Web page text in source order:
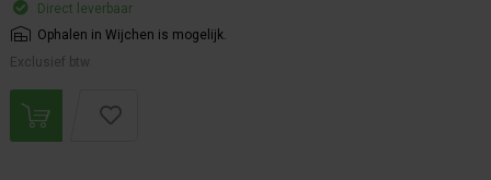
Direct leverbaar
Ophalen in Wijchen is mogelijk.
Exclusief btw.